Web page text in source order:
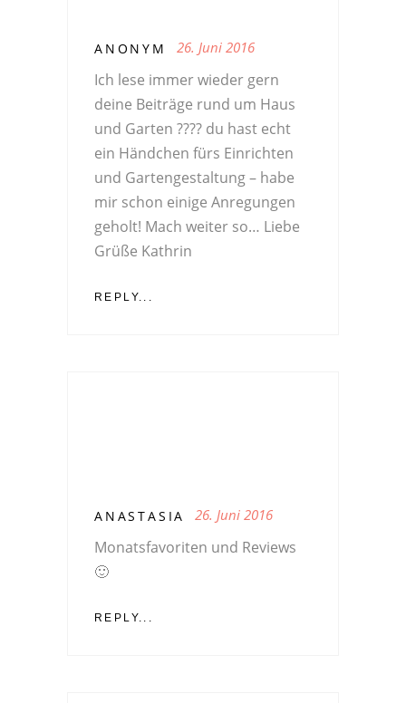
ANONYM 26. Juni 2016
Ich lese immer wieder gern
deine Beiträge rund um Haus
und Garten ???? du hast echt
ein Händchen fürs Einrichten
und Gartengestaltung – habe
mir schon einige Anregungen
geholt! Mach weiter so… Liebe
Grüße Kathrin
REPLY...
ANASTASIA 26. Juni 2016
Monatsfavoriten und Reviews
🙂
REPLY...